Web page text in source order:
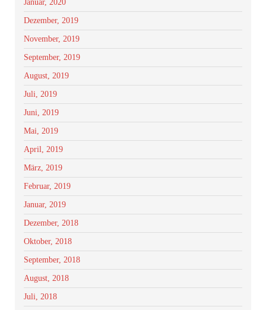
Januar, 2020
Dezember, 2019
November, 2019
September, 2019
August, 2019
Juli, 2019
Juni, 2019
Mai, 2019
April, 2019
März, 2019
Februar, 2019
Januar, 2019
Dezember, 2018
Oktober, 2018
September, 2018
August, 2018
Juli, 2018